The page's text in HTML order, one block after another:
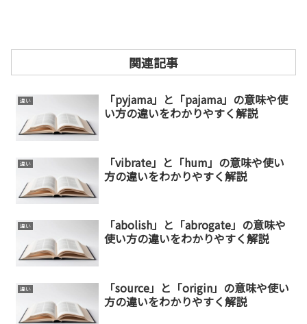
関連記事
違い
「pyjama」と「pajama」の意味や使
い方の違いをわかりやすく解説
違い
「vibrate」と「hum」の意味や使い
方の違いをわかりやすく解説
違い
「abolish」と「abrogate」の意味や
使い方の違いをわかりやすく解説
違い
「source」と「origin」の意味や使い
方の違いをわかりやすく解説